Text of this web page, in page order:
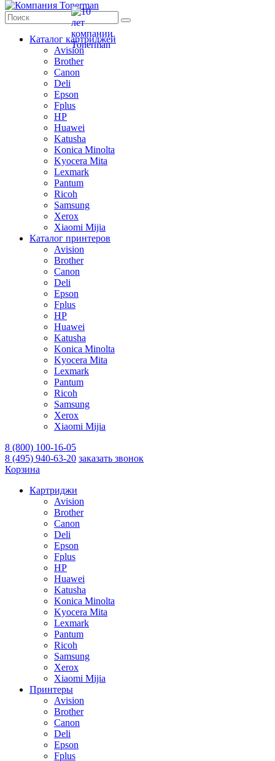
Каталог картриджей
Avision
Brother
Canon
Deli
Epson
Fplus
HP
Huawei
Katusha
Konica Minolta
Kyocera Mita
Lexmark
Pantum
Ricoh
Samsung
Xerox
Xiaomi Mijia
Каталог принтеров
Avision
Brother
Canon
Deli
Epson
Fplus
HP
Huawei
Katusha
Konica Minolta
Kyocera Mita
Lexmark
Pantum
Ricoh
Samsung
Xerox
Xiaomi Mijia
8 (800) 100-16-05
8 (495) 940-63-20 заказать звонок
Корзина
Картриджи
Avision
Brother
Canon
Deli
Epson
Fplus
HP
Huawei
Katusha
Konica Minolta
Kyocera Mita
Lexmark
Pantum
Ricoh
Samsung
Xerox
Xiaomi Mijia
Принтеры
Avision
Brother
Canon
Deli
Epson
Fplus